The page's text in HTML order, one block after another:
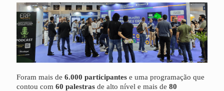
Foram mais de 6.000 participantes e uma programação que
contou com 60 palestras de alto nível e mais de 80